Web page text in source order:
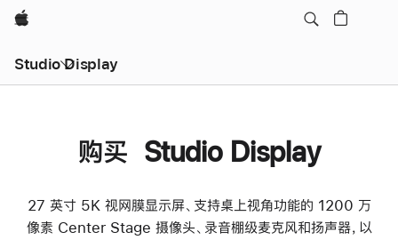
Apple
Studio Display
购买 Studio Display
27 英寸 5K 视网膜显示屏、支持桌上视角功能的 1200 万
像素 Center Stage 摄像头、录音棚级麦克风和扬声器，以